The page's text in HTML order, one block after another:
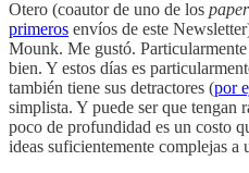
Otero (coautor de uno de los
primeros envíos de este
Mounk. Me gustó.
bien. Y estos días es
también tiene sus detractores (por
simplista. Y puede ser que tengan
poco de profundidad es un costo
ideas suficientemente complejas